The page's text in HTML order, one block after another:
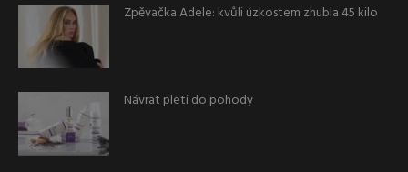
Zpěvačka Adele: kvůli úzkostem zhubla 45 kilo
Návrat pleti do pohody